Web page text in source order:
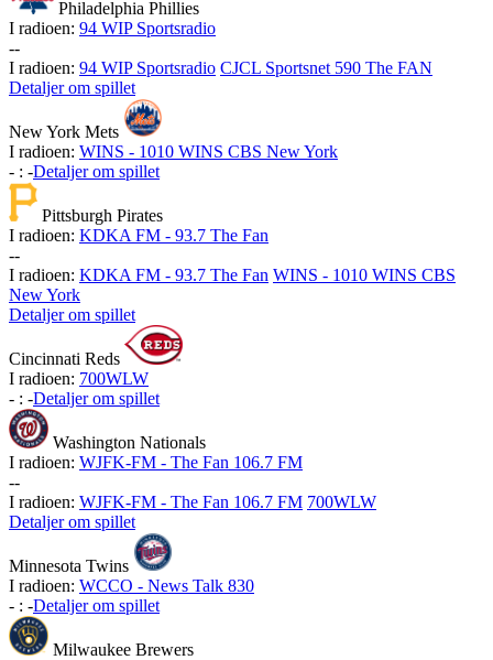
Philadelphia Phillies
I radioen: 94 WIP Sportsradio
--
I radioen: 94 WIP Sportsradio CJCL Sportsnet 590 The FAN
Detaljer om spillet
New York Mets
I radioen: WINS - 1010 WINS CBS New York
- : -Detaljer om spillet
Pittsburgh Pirates
I radioen: KDKA FM - 93.7 The Fan
--
I radioen: KDKA FM - 93.7 The Fan WINS - 1010 WINS CBS
New York
Detaljer om spillet
Cincinnati Reds
I radioen: 700WLW
- : -Detaljer om spillet
Washington Nationals
I radioen: WJFK-FM - The Fan 106.7 FM
--
I radioen: WJFK-FM - The Fan 106.7 FM 700WLW
Detaljer om spillet
Minnesota Twins
I radioen: WCCO - News Talk 830
- : -Detaljer om spillet
Milwaukee Brewers